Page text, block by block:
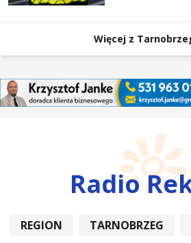
Więcej z
Radio
REGION TARNOBRZEG